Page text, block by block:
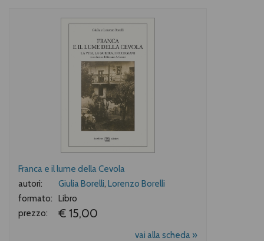
Franca e il lume della Cevola
autori:
Giulia Borelli, Lorenzo Borelli
formato:
Libro
prezzo:
€ 15,00
vai alla scheda »